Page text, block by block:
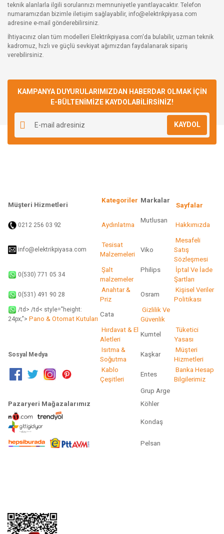
teknik alanlarla ilgili sorularınızı memnuniyetle yanıtlayacaktır. Telefon
numaramızdan bizimle iletişim sağlayabilir, info@elektrikpiyasa.com
adresine e-mail gönderebilirsiniz.
İhtiyacınız olan tüm modelleri Elektrikpiyasa.com'da bulabilir, uzman teknik
kadromuz, hızlı ve güçlü sevkiyat ağımızdan faydalanarak sipariş
verebilirsiniz.
KAMPANYA DUYURULARIMIZDAN HABERDAR OLMAK İÇİN
E-BÜLTENİMİZE KAYDOLABİLİRSİNİZ!
KAYDOL
Müşteri Hizmetleri
Kategoriler Markalar
Sayfalar
0212 256 03 92 Aydınlatma
Mutlusan
Hakkımızda
info@elektrikpiyasa.com
Tesisat
Malzemeleri
Viko
Mesafeli
Satış
Sözleşmesi
0(530) 771 05 34
Şalt
malzemeler
Philips
İptal Ve İade
Şartları
0(531) 491 90 28
Anahtar &
Priz
Osram
Kişisel Veriler
Politikası
/td> /td< style="height:
24px;"> Pano & Otomat Kutuları
Cata
Gizlilik Ve
Güvenlik
Hırdavat & El
Aletleri
Kumtel
Tüketici
Yasası
Sosyal Medya
Isıtma &
Soğutma
Kaşkar
Müşteri
Hizmetleri
Kablo
Çeşitleri
Entes
Banka Hesap
Bilgilerimiz
Grup Arge
Pazaryeri Mağazalarımız
Köhler
Kondaş
Pelsan